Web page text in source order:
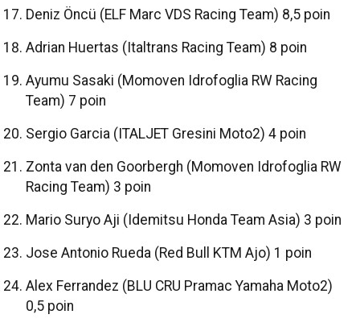
Deniz Öncü (ELF Marc VDS Racing Team) 8,5 poin
Adrian Huertas (Italtrans Racing Team) 8 poin
Ayumu Sasaki (Momoven Idrofoglia RW Racing
Team) 7 poin
Sergio Garcia (ITALJET Gresini Moto2) 4 poin
Zonta van den Goorbergh (Momoven Idrofoglia RW
Racing Team) 3 poin
Mario Suryo Aji (Idemitsu Honda Team Asia) 3 poin
Jose Antonio Rueda (Red Bull KTM Ajo) 1 poin
Alex Ferrandez (BLU CRU Pramac Yamaha Moto2)
0,5 poin